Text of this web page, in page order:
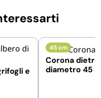
e
45 cm
Corona
diametro 45